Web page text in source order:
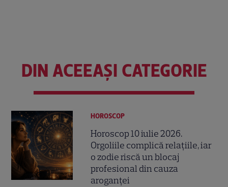
DIN ACEEAȘI CATEGORIE
HOROSCOP
Horoscop 10 iulie 2026.
Orgoliile complică relațiile, iar
o zodie riscă un blocaj
profesional din cauza
aroganței